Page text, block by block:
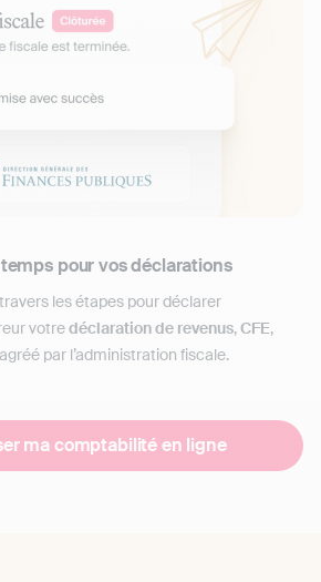
pour vos déclarations
les étapes pour déclarer
votredéclaration de revenus,CFE,
par l’administration fiscale.
ma comptabilité en ligne